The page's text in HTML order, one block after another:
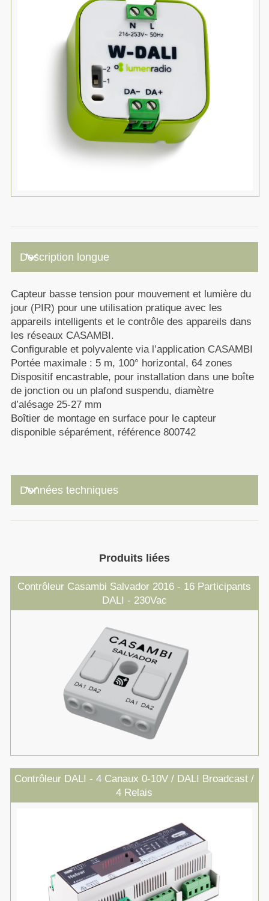
Description longue
keyboard_arrow_down
Capteur basse tension pour mouvement et lumière du
jour (PIR) pour une utilisation pratique avec les
appareils intelligents et le contrôle des appareils dans
les réseaux CASAMBI.
Configurable et polyvalente via l’application CASAMBI
Portée maximale : 5 m, 100° horizontal, 64 zones
Dispositif encastrable, pour installation dans une boîte
de jonction ou un plafond suspendu, diamètre
d’alésage 25-27 mm
Boîtier de montage en surface pour le capteur
disponible séparément, référence 800742
Données techniques
keyboard_arrow_down
Produits liées
Contrôleur Casambi Salvador 2016 - 16 Participants
DALI - 230Vac
Contrôleur DALI - 4 Canaux 0-10V / DALI Broadcast /
4 Relais